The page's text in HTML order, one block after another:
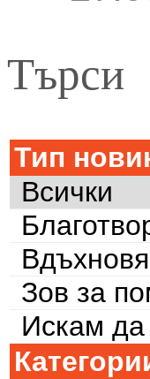
Търси
Тип
Всички
Зов за
Искам